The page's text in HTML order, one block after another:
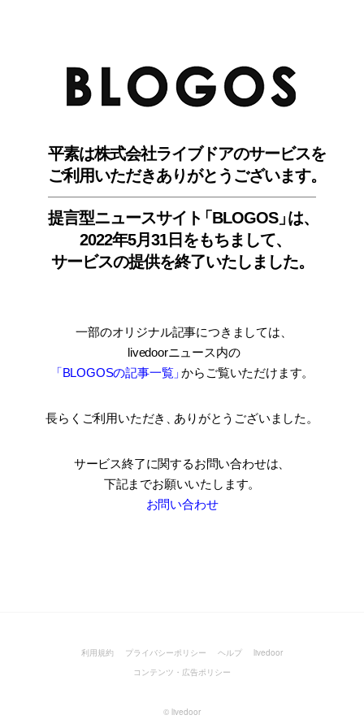
平素は株式会社ライブドアのサービスを
ご利用いただきありがとうございます。
提言型ニュースサイ ト「BLOGOS」は、
2022年5月31日をもちまして、
サービスの提供を終了いたしました。
一部のオリジナル記事につきましては
livedoorニュース内の
「BLOGOSの記事一覧」からご覧いただけます。
長らくご利用いただき ありがとうございました。
サービス終了に関するお問い合わせは、
下記までお願いいたします。
お問い合わせ
利用規約 プライバシーポリシー ヘルプ
livedoor
コンテンツ・広告ポリシー
© livedoor